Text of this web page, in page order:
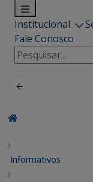
Institucional
Fale Conosco
Pesquisar
por:
Informativos